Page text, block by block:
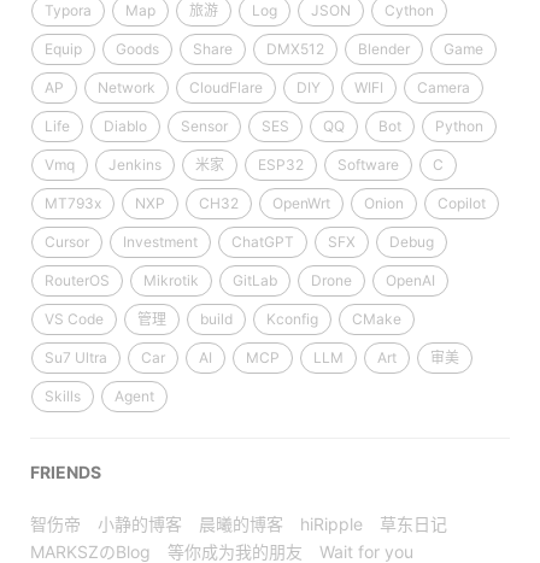
Typora Map 旅游 Log JSON Cython
Equip Goods Share DMX512 Blender Game
AP Network CloudFlare DIY WIFI Camera
Life Diablo Sensor SES QQ Bot Python
Vmq Jenkins 米家 ESP32 Software C
MT793x NXP CH32 OpenWrt Onion Copilot
Cursor Investment ChatGPT SFX Debug
RouterOS Mikrotik GitLab Drone OpenAI
VS Code 管理 build Kconfig CMake
Su7 Ultra Car AI MCP LLM Art 审美
Skills Agent
FRIENDS
智伤帝 小静的博客 晨曦的博客 hiRipple
草东日记
MARKSZのBlog
等你成为我的朋友 Wait for you